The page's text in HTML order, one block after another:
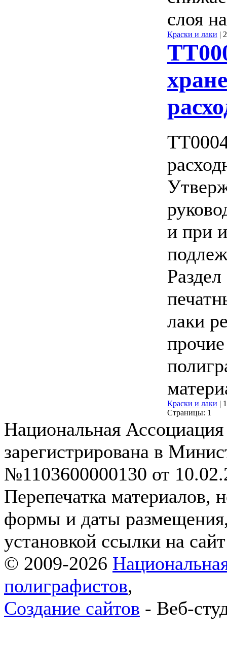
слоя
Краски и лаки |
и при
лаки
Краски и лаки |
Страницы: 1
Национальная
зарегистрирована в
№1103600000130 от
Перепечатка материалов,
формы и даты
установкой ссылки на
© 2009-2026
полиграфистов,
Создание сайтов - Веб-